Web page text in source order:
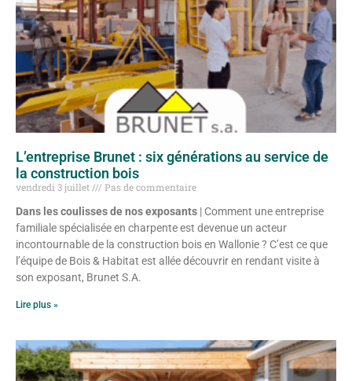
L’entreprise Brunet : six générations au service de
la construction bois
vendredi 3 juillet
Pas de commentaire
Dans les coulisses de nos exposants | Comment une entreprise
familiale spécialisée en charpente est devenue un acteur
incontournable de la construction bois en Wallonie ? C’est ce que
l’équipe de Bois & Habitat est allée découvrir en rendant visite à
son exposant, Brunet S.A.
Lire plus »